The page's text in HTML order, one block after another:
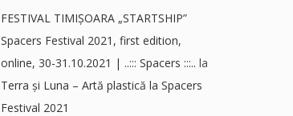
FESTIVAL TIMIȘOARA „STARTSHIP”
Spacers Festival 2021, first edition,
online, 30-31.10.2021 | ..::: Spacers :::.. la
Terra și Luna – Artă plastică la Spacers
Festival 2021